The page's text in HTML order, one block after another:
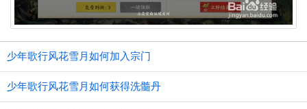
少年歌行风花雪月如何加入宗门
少年歌行风花雪月如何获得洗髓丹